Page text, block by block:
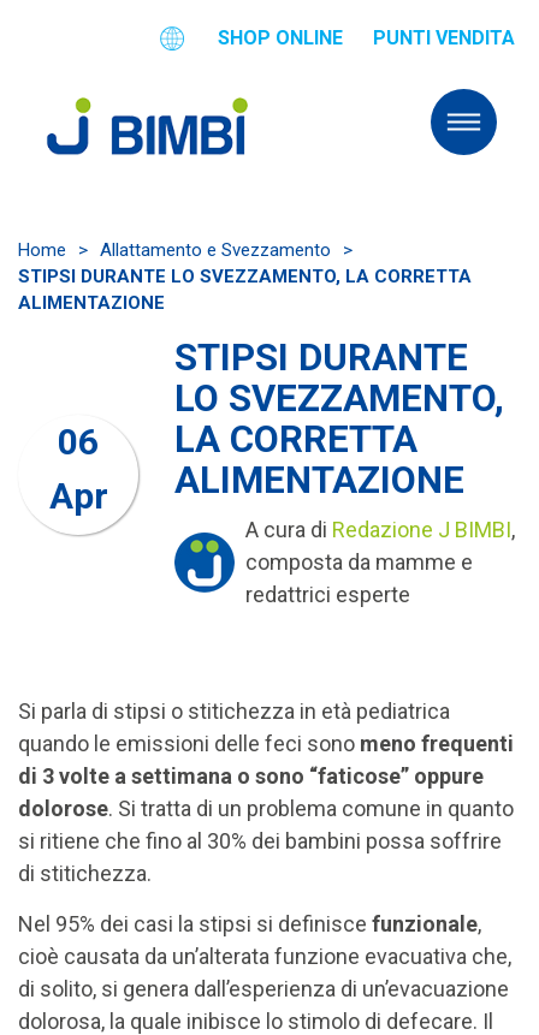
SHOP ONLINE PUNTI VENDITA
Home > Allattamento e Svezzamento
>
STIPSI DURANTE LO SVEZZAMENTO, LA CORRETTA
ALIMENTAZIONE
06
Apr
STIPSI DURANTE
LO SVEZZAMENTO,
LA CORRETTA
ALIMENTAZIONE
A cura di Redazione J BIMBI,
composta da mamme e
redattrici esperte
Si parla di stipsi o stitichezza in età pediatrica
quando le emissioni delle feci sono meno frequenti
di 3 volte a settimana o sono “faticose” oppure
dolorose. Si tratta di un problema comune in quanto
si ritiene che fino al 30% dei bambini possa soffrire
di stitichezza.
Nel 95% dei casi la stipsi si definisce funzionale,
cioè causata da un’alterata funzione evacuativa che,
di solito, si genera dall’esperienza di un’evacuazione
dolorosa, la quale inibisce lo stimolo di defecare. Il